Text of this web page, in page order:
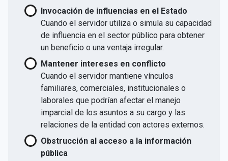
Invocación de influencias en el Estado
Cuando el servidor utiliza o simula su capacidad
de influencia en el sector público para obtener
un beneficio o una ventaja irregular.
Mantener intereses en conflicto
Cuando el servidor mantiene vínculos
familiares, comerciales, institucionales o
laborales que podrían afectar el manejo
imparcial de los asuntos a su cargo y las
relaciones de la entidad con actores externos.
Obstrucción al acceso a la información
pública